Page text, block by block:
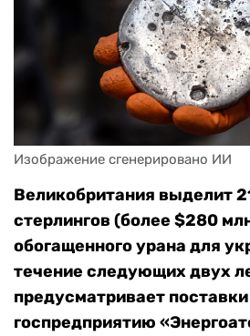
Изображение сгенерировано ИИ
Великобритания выделит
стерлингов (более $280
обогащенного урана для
течение следующих двух
предусматривает
госпредприятию